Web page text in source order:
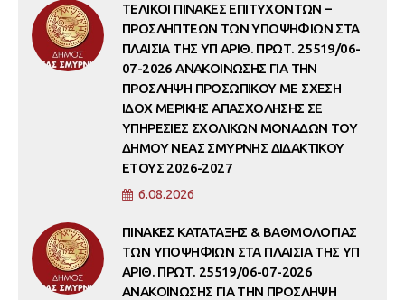
ΤΕΛΙΚΟΙ ΠΙΝΑΚΕΣ ΕΠΙΤΥΧΟΝΤΩΝ –
ΠΡΟΣΛΗΠΤΕΩΝ ΤΩΝ ΥΠΟΨΗΦΙΩΝ ΣΤΑ
ΠΛΑΙΣΙΑ ΤΗΣ ΥΠ ΑΡΙΘ. ΠΡΩΤ. 25519/06-
07-2026 ΑΝΑΚΟΙΝΩΣΗΣ ΓΙΑ ΤΗΝ
ΠΡΟΣΛΗΨΗ ΠΡΟΣΩΠΙΚΟΥ ΜΕ ΣΧΕΣΗ
ΙΔΟΧ ΜΕΡΙΚΗΣ ΑΠΑΣΧΟΛΗΣΗΣ ΣΕ
ΥΠΗΡΕΣΙΕΣ ΣΧΟΛΙΚΩΝ ΜΟΝΑΔΩΝ ΤΟΥ
ΔΗΜΟΥ ΝΕΑΣ ΣΜΥΡΝΗΣ ΔΙΔΑΚΤΙΚΟΥ
ΕΤΟΥΣ 2026-2027
6.08.2026
ΠΙΝΑΚΕΣ ΚΑΤΑΤΑΞΗΣ & ΒΑΘΜΟΛΟΓΙΑΣ
ΤΩΝ ΥΠΟΨΗΦΙΩΝ ΣΤΑ ΠΛΑΙΣΙΑ ΤΗΣ ΥΠ
ΑΡΙΘ. ΠΡΩΤ. 25519/06-07-2026
ΑΝΑΚΟΙΝΩΣΗΣ ΓΙΑ ΤΗΝ ΠΡΟΣΛΗΨΗ